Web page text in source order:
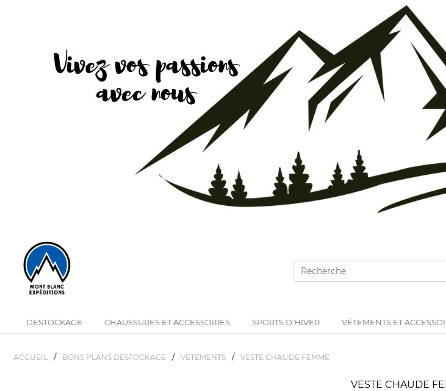
DESTOCKAGE CHAUSSURES ET ACCESSOIRES SPORTS D'HIVER VÊTEMENTS ET
ACCUEIL / BONS PLANS DESTOCKAGE / VETEMENTS / VESTE CHAUDE FEMME
VESTE CHAUDE